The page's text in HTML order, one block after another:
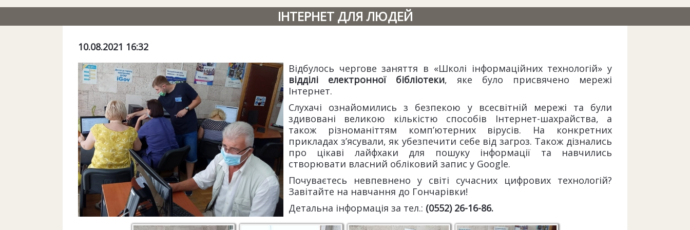
ІНТЕРНЕТ ДЛЯ ЛЮДЕЙ
10.08.2021 16:32
Відбулось чергове заняття в «Школі інформаційних технологій» у
відділі електронної бібліотеки, яке було присвячено мережі
Інтернет.
Слухачі ознайомились з безпекою у всесвітній мережі та були
здивовані великою кількістю способів Інтернет-шахрайства, а
також різноманіттям комп’ютерних вірусів. На конкретних
прикладах з’ясували, як убезпечити себе від загроз. Також дізнались
про цікаві лайфхаки для пошуку інформації та навчились
створювати власний обліковий запис у Google.
Почуваєтесь невпевнено у світі сучасних цифрових технологій?
Завітайте на навчання до Гончарівки!
Детальна інформація за тел.: (0552) 26-16-86.